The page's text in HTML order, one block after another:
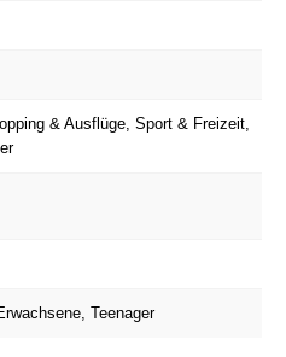
& Ausflüge , Sport & Freizeit
, Teenager